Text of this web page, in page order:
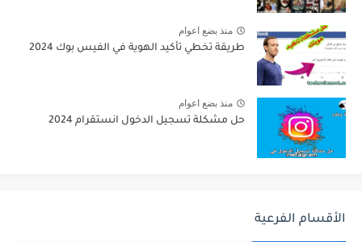
منذ بضع اعوام
طريقة تخطي تأكيد الهوية في الفيس بوك 2024
منذ بضع اعوام
حل مشكلة تسجيل الدخول انستقرام 2024
الأقسام الفرعية